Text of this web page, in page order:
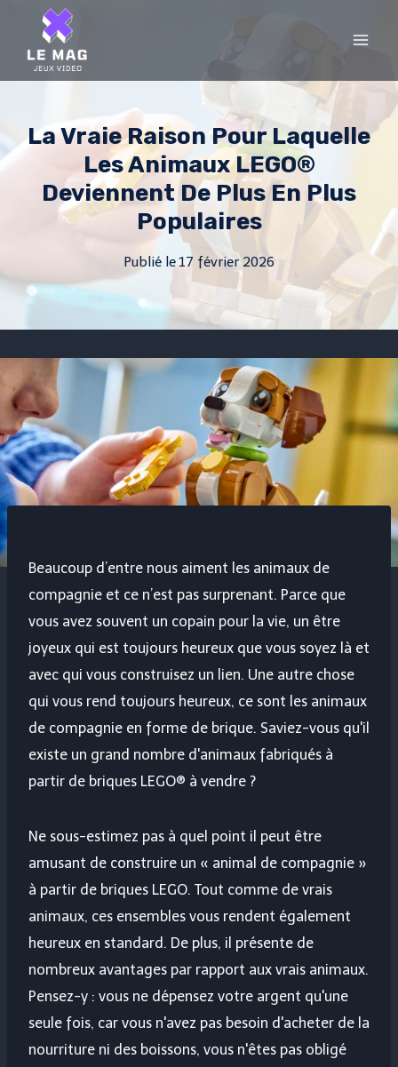
content
La Vraie Raison Pour Laquelle
Les Animaux LEGO®
Deviennent De Plus En Plus
Populaires
Publié le17 février 2026
Beaucoup d’entre nous aiment les animaux de
compagnie et ce n’est pas surprenant. Parce que
vous avez souvent un copain pour la vie, un être
joyeux qui est toujours heureux que vous soyez là et
avec qui vous construisez un lien. Une autre chose
qui vous rend toujours heureux, ce sont les animaux
de compagnie en forme de brique. Saviez-vous qu'il
existe un grand nombre d'animaux fabriqués à
partir de briques LEGO® à vendre ?
Ne sous-estimez pas à quel point il peut être
amusant de construire un « animal de compagnie »
à partir de briques LEGO. Tout comme de vrais
animaux, ces ensembles vous rendent également
heureux en standard. De plus, il présente de
nombreux avantages par rapport aux vrais animaux.
Pensez-y : vous ne dépensez votre argent qu'une
seule fois, car vous n'avez pas besoin d'acheter de la
nourriture ni des boissons, vous n'êtes pas obligé